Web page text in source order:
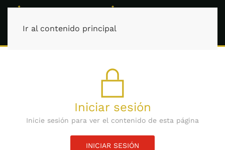
Ir al contenido principal
Iniciar sesión
Inicie sesión para ver el contenido de esta página
INICIAR SESIÓN